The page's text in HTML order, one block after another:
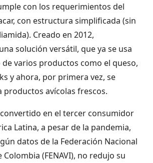
con los requerimientos del
con estructura simplificada (sin
Creado en 2012,
solución versátil, que ya se usa
varios productos como el queso,
y ahora, por primera vez, se
productos avícolas frescos.
en el tercer consumidor
Latina, a pesar de la pandemia,
datos de la Federación Nacional
(FENAVI), no redujo su